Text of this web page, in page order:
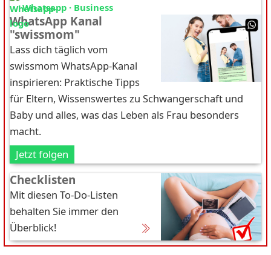
Whatsapp · Business
WhatsApp Kanal
"swissmom"
Lass dich täglich vom
swissmom WhatsApp-Kanal
inspirieren: Praktische Tipps
für Eltern, Wissenswertes zu Schwangerschaft und
Baby und alles, was das Leben als Frau besonders
macht.
Jetzt folgen
Checklisten
Mit diesen To-Do-Listen
behalten Sie immer den
Überblick!